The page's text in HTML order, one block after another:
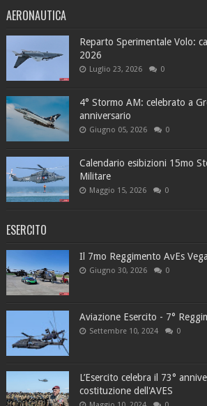
AERONAUTICA
Reparto Sperimentale Volo:
2026
Luglio 23, 2026 0
4° Stormo AM: celebrato a
anniversario
Giugno 05, 2026 0
Calendario esibizioni 15mo
Militare
Maggio 15, 2026 0
ESERCITO
Il 7mo Reggimento AvEs
Giugno 30, 2026 0
Aviazione Esercito - 7°
Settembre 10, 2024 0
L’Esercito celebra il 73°
costituzione dell'AVES